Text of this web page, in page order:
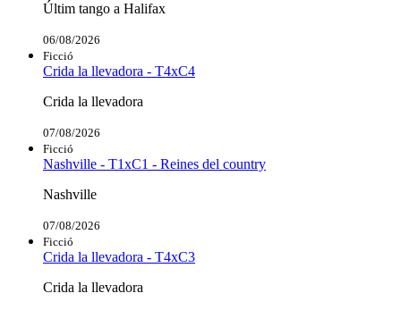
Últim tango a Halifax
06/08/2026
Ficció
Crida la llevadora - T4xC4
Crida la llevadora
07/08/2026
Ficció
Nashville - T1xC1 - Reines del country
Nashville
07/08/2026
Ficció
Crida la llevadora - T4xC3
Crida la llevadora